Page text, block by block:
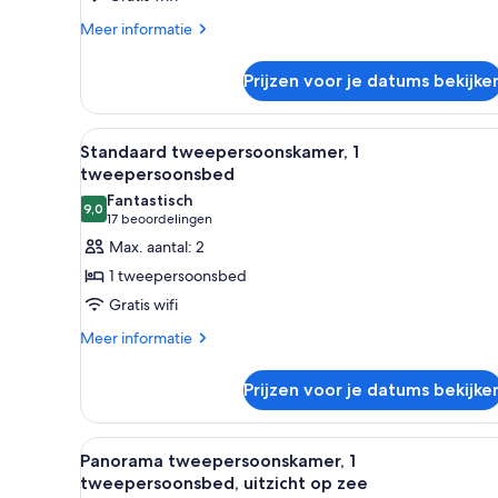
Meer informatie
Meer
Prijzen voor je datums
Alle
foto's
voor
Standaard
tweepersoonskamer,
1
tweepersoonsbed
laden
Een hotelkamer met een
4
Standaard tweepersoonskamer, 1
tweepersoonsbed
9,09,0 van 10
Fantastisch
17 beoordelingen
(17
beoordelingen)
Max. aantal: 2
1 tweepersoonsbed
Gratis wifi
Meer informatie
Meer
tweepersoonskamer,
tweepersoonsbed
Prijzen voor je datums
Alle
foto's
Een hotelkamer met een
3
Panorama tweepersoonskamer, 1
tweepersoonsbed, uitzicht op zee